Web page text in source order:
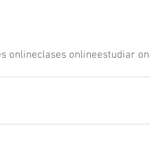
onlineclases onlineestudiar